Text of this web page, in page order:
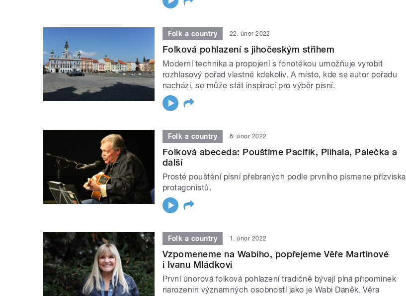
Folk a country 22. únor 2022
Folková pohlazení s jihočeským střihem
Moderní technika a propojení s fonotékou umožňuje vyrobit
rozhlasový pořad vlastně kdekoliv. A místo, kde se autor pořadu
nachází, se může stát inspirací pro výběr písní.
Folk a country 8. únor 2022
Folková abeceda: Pouštíme Pacifik, Plíhala, Palečka a
další
Prosté pouštění písní přebraných podle prvního písmene přízviska
protagonistů.
Folk a country 1. únor 2022
Vzpomeneme na Wabiho, popřejeme Věře Martinové
i Ivanu Mládkovi
První únorová folková pohlazení tradičně bývají plná připomínek
narozenin významných osobností jako je Wabi Daněk, Věra